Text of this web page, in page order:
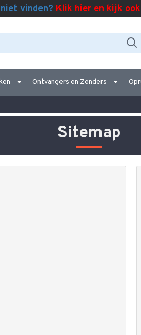
vinden? Klik hier en kijk
Ontvangers en Zenders
Sitemap